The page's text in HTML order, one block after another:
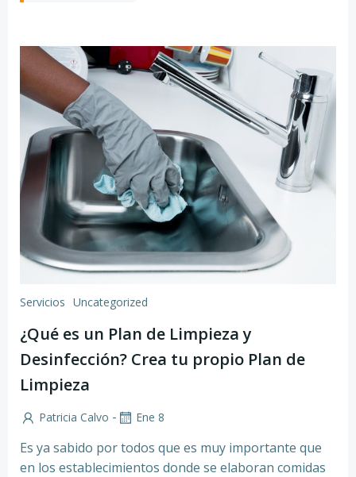
Servicios Uncategorized
¿Qué es un Plan de Limpieza y
Desinfección? Crea tu propio Plan de
Limpieza
Patricia Calvo - Ene 8
Es ya sabido por todos que es muy importante que
en los establecimientos donde se elaboran comidas